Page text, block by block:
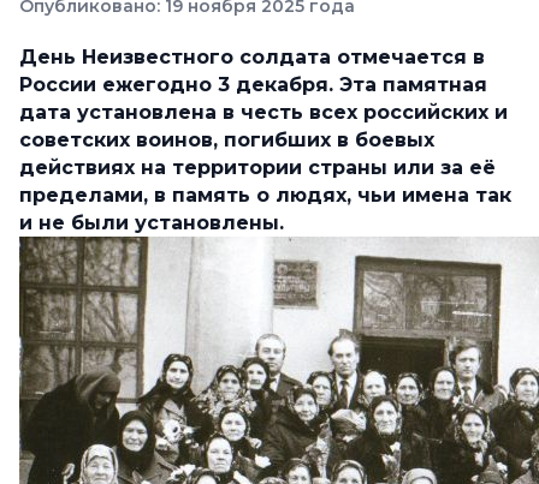
Опубликовано: 19 ноября 2025 года
День Неизвестного солдата отмечается в
России ежегодно 3 декабря. Эта памятная
дата установлена в честь всех российских и
советских воинов, погибших в боевых
действиях на территории страны или за её
пределами, в память о людях, чьи имена так
и не были установлены.